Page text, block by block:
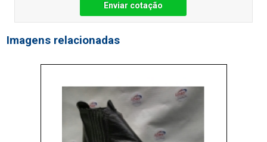
Enviar cotação
Imagens relacionadas